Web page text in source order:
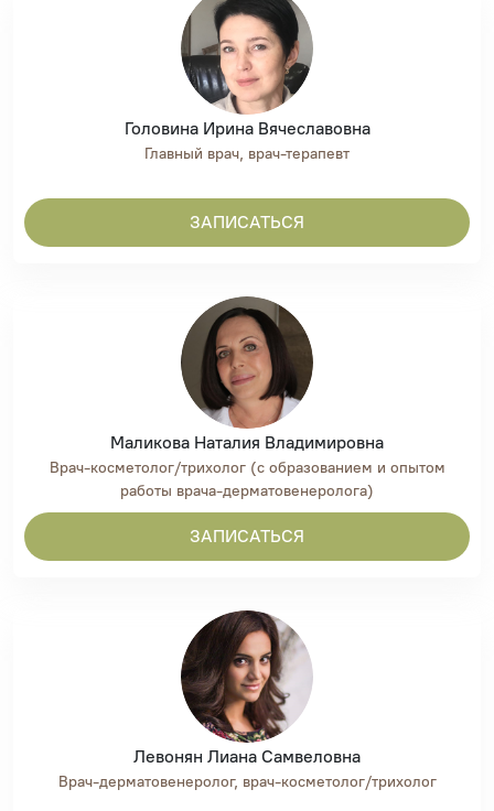
Головина Ирина Вячеславовна
Главный врач, врач-терапевт
ЗАПИСАТЬСЯ
Маликова Наталия Владимировна
Врач-косметолог/трихолог (с образованием и опытом
работы врача-дерматовенеролога)
ЗАПИСАТЬСЯ
Левонян Лиана Самвеловна
Врач-дерматовенеролог, врач-косметолог/трихолог